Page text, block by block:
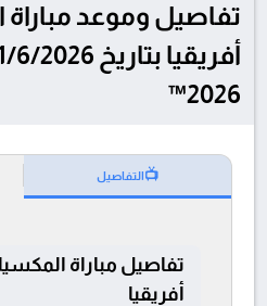
تفاصيل وموعد
2026™
📺التفاصيل
تفاصيل مباراة
أفريقيا